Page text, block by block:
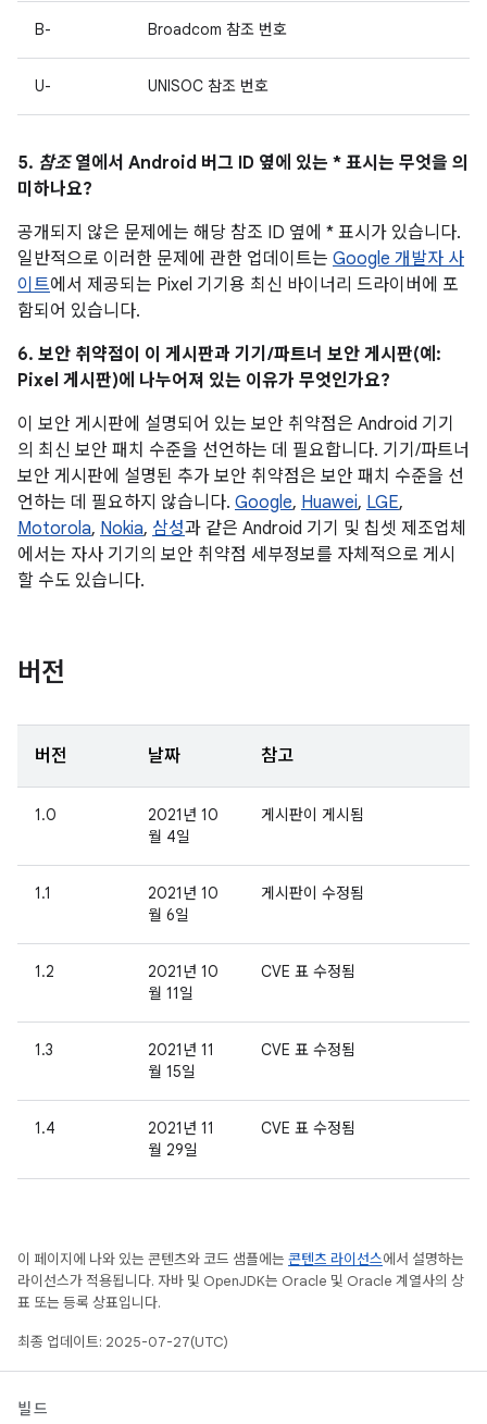
B- Broadcom 참조 번호
U- UNISOC 참조 번호
5. 참조열에서 Android 버그 ID 옆에 있는 * 표시는 무엇을 의
미하나요?
공개되지 않은 문제에는 해당 참조 ID 옆에 * 표시가 있습니다.
일반적으로 이러한 문제에 관한 업데이트는 Google 개발자 사
이트에서 제공되는 Pixel 기기용 최신 바이너리 드라이버에 포
함되어 있습니다.
6. 보안 취약점이 이 게시판과 기기/파트너 보안 게시판(예:
Pixel 게시판)에 나누어져 있는 이유가 무엇인가요?
이 보안 게시판에 설명되어 있는 보안 취약점은 Android 기기
의 최신 보안 패치 수준을 선언하는 데 필요합니다. 기기/파트너
보안 게시판에 설명된 추가 보안 취약점은 보안 패치 수준을 선
언하는 데 필요하지 않습니다. Google, Huawei, LGE,
Motorola, Nokia, 삼성과 같은 Android 기기 및 칩셋 제조업체
에서는 자사 기기의 보안 취약점 세부정보를 자체적으로 게시
할 수도 있습니다.
버전
버전 날짜 참고
1.0
2021년 10
월 4일
게시판이 게시됨
1.1
2021년 10
월 6일
게시판이 수정됨
1.2
2021년 10
월 11일
CVE 표 수정됨
1.3
2021년 11
월 15일
CVE 표 수정됨
1.4
2021년 11
월 29일
CVE 표 수정됨
이 페이지에 나와 있는 콘텐츠와 코드 샘플에는 콘텐츠 라이선스에서 설명하는
라이선스가 적용됩니다. 자바 및 OpenJDK는 Oracle 및 Oracle 계열사의 상
표 또는 등록 상표입니다.
최종 업데이트: 2025-07-27(UTC)
빌드